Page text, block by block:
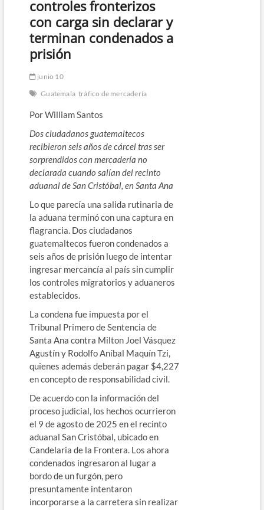
controles fronterizos
con carga sin declarar y
terminan condenados a
prisión
junio 10
Guatemala tráfico de mercadería
Por William Santos
Dos ciudadanos guatemaltecos
recibieron seis años de cárcel tras ser
sorprendidos con mercadería no
declarada cuando salían del recinto
aduanal de San Cristóbal, en Santa Ana
Lo que parecía una salida rutinaria de
la aduana terminó con una captura en
flagrancia. Dos ciudadanos
guatemaltecos fueron condenados a
seis años de prisión luego de intentar
ingresar mercancía al país sin cumplir
los controles migratorios y aduaneros
establecidos.
La condena fue impuesta por el
Tribunal Primero de Sentencia de
Santa Ana contra Milton Joel Vásquez
Agustín y Rodolfo Aníbal Maquín Tzi,
quienes además deberán pagar $4,227
en concepto de responsabilidad civil.
De acuerdo con la información del
proceso judicial, los hechos ocurrieron
el 9 de agosto de 2025 en el recinto
aduanal San Cristóbal, ubicado en
Candelaria de la Frontera. Los ahora
condenados ingresaron al lugar a
bordo de un furgón, pero
presuntamente intentaron
incorporarse a la carretera sin realizar